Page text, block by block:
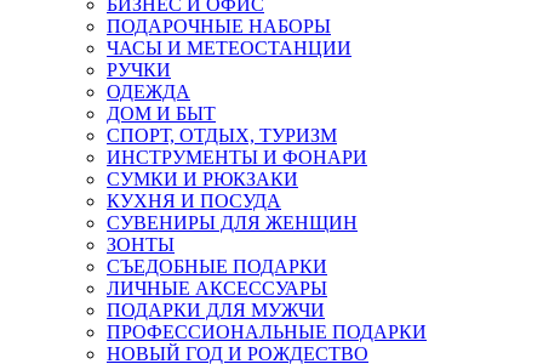
БИЗНЕС И ОФИС
ПОДАРОЧНЫЕ НАБОРЫ
ЧАСЫ И МЕТЕОСТАНЦИИ
РУЧКИ
ОДЕЖДА
ДОМ И БЫТ
СПОРТ, ОТДЫХ, ТУРИЗМ
ИНСТРУМЕНТЫ И ФОНАРИ
СУМКИ И РЮКЗАКИ
КУХНЯ И ПОСУДА
СУВЕНИРЫ ДЛЯ ЖЕНЩИН
ЗОНТЫ
СЪЕДОБНЫЕ ПОДАРКИ
ЛИЧНЫЕ АКСЕССУАРЫ
ПОДАРКИ ДЛЯ МУЖЧИ
ПРОФЕССИОНАЛЬНЫЕ ПОДАРКИ
НОВЫЙ ГОД И РОЖДЕСТВО